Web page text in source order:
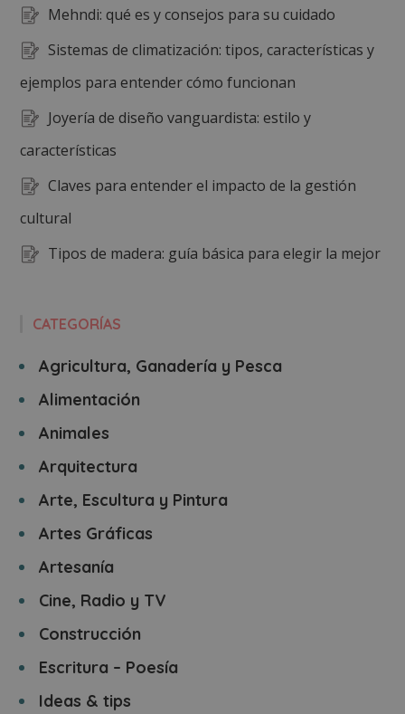
Mehndi: qué es y consejos para su cuidado
Sistemas de climatización: tipos, características y
ejemplos para entender cómo funcionan
Joyería de diseño vanguardista: estilo y
características
Claves para entender el impacto de la gestión
cultural
Tipos de madera: guía básica para elegir la mejor
CATEGORÍAS
Agricultura, Ganadería y Pesca
Alimentación
Animales
Arquitectura
Arte, Escultura y Pintura
Artes Gráficas
Artesanía
Cine, Radio y TV
Construcción
Escritura – Poesía
Ideas & tips